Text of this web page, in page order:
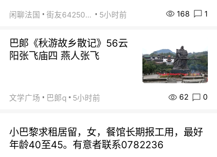
闲聊法国 街友64250024 5小时前 168 1
巴郞《秋游故乡散记》56云
阳张飞庙四 燕人张飞
文学广场 巴郞q 5小时前 62 0
小巴黎求租居留，女，餐馆长期报工用，最好
年龄40至45。有意者联系0782236